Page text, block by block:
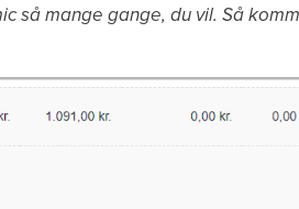
så mange gange, du vil. Så